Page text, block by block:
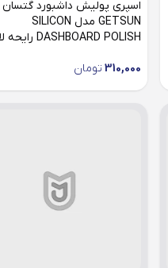
اسپری پولیش داشبورد گتسان
GETSUN مدل SILICON
DASHBOARD POLISH رایحه لاوندر
310,000 تومان